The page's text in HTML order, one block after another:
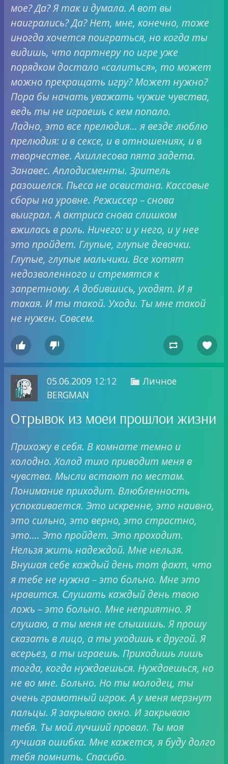
мое? Да? Я так и думала. А вот вы
наигрались? Да? Нет, мне, конечно, тоже
иногда хочется поиграться, но когда ты
видишь, что партнеру по игре уже
порядком достало «салиться», то может
можно прекращать игру? Может нужно?
Пора бы начать уважать чужие чувства,
ведь ты не играешь с кем попало.
Ладно, это все прелюдия… я везде люблю
прелюдия: и в сексе, и в отношениях, и в
творчестве. Ахиллесова пята задета.
Занавес. Аплодисменты. Зритель
разошелся. Пьеса не освистана. Кассовые
сборы на уровне. Режиссер – снова
выиграл. А актриса снова слишком
вжилась в роль. Ничего: и у него, и у нее
это пройдет. Глупые, глупые девочки.
Глупые, глупые мальчики. Все хотят
недозволенного и стремятся к
запретному. А добившись, уходят. И я
такая. И ты такой. Уходи. Ты мне такой
не нужен. Совсем.
   
05.06.200912:12  Личное
BERGMAN
Отрывок из моеи прошлои жизни
Прихожу в себя. В комнате темно и
холодно. Холод тихо приводит меня в
чувства. Мысли встают по местам.
Понимание приходит. Влюбленность
успокаивается. Это искренне, это наивно,
это сильно, это верно, это страстно,
это…. Это пройдет. Это проходит.
Нельзя жить надеждой. Мне нельзя.
Внушая себе каждый день тот факт, что
я тебе не нужна – это больно. Мне это
нравится. Слушать каждый день твою
ложь – это больно. Мне неприятно. Я
слушаю, а ты меня не слышишь. Я прошу
сказать в лицо, а ты уходишь к другой. Я
всерьез, а ты играешь. Приходишь лишь
тогда, когда нуждаешься. Нуждаешься, но
не во мне. Больно. Но ты молодец, ты
очень грамотный игрок. А у меня мерзнут
пальцы. Я закрываю окно. И закрываю
тебя. Ты мой лучший провал. Ты моя
лучшая ошибка. Мне кажется, я буду долго
тебя помнить. Спасибо.